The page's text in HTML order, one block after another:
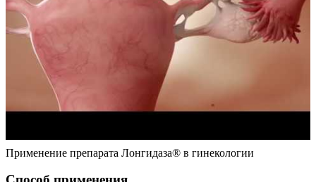
Применение препарата Лонгидаза® в гинекологии